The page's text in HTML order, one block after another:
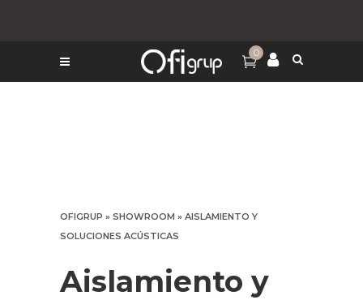
0
OFIGRUP » SHOWROOM » AISLAMIENTO Y
SOLUCIONES ACÚSTICAS
Aislamiento y